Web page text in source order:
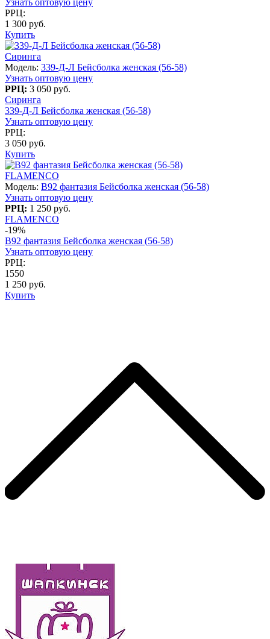
РРЦ:
1 300 руб.
Купить
Сиринга
Модель: 339-Д-Л Бейсболка женская (56-58)
Узнать оптовую цену
РРЦ: 3 050 руб.
Сиринга
339-Д-Л Бейсболка женская (56-58)
Узнать оптовую цену
РРЦ:
3 050 руб.
Купить
FLAMENCO
Модель: B92 фантазия Бейсболка женская (56-58)
Узнать оптовую цену
РРЦ: 1 250 руб.
FLAMENCO
-19%
B92 фантазия Бейсболка женская (56-58)
Узнать оптовую цену
РРЦ:
1550
1 250 руб.
Купить